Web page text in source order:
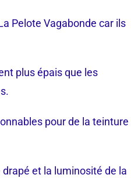
Pelote Vagabonde car ils
plus épais que les
pour de la teinture
et la luminosité de la